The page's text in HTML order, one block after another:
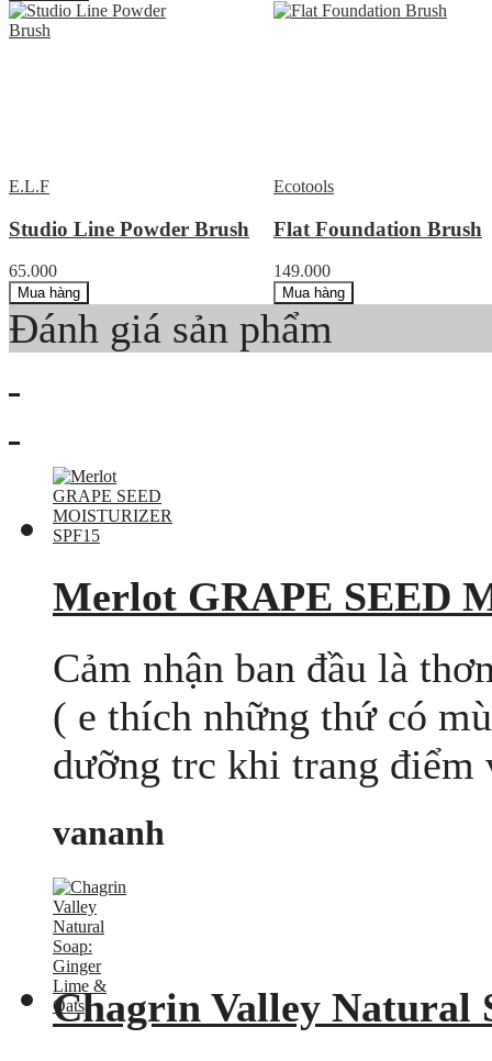
E.L.F
Studio Line Powder Brush
65.000
Mua hàng
Ecotools
Flat Foundation Brush
149.000
Mua hàng
Đánh giá sản phẩm
Merlot GRAPE SEED
Cảm nhận ban đầu là
( e thích những thứ có
dưỡng trc khi trang điểm
vananh
Chagrin Valley Natural